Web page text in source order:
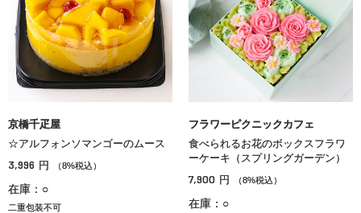
京橋千疋屋
☆アルフォンソマンゴーのムース
3,996 円 （8%税込）
在庫：○
二重包装不可
フラワーピクニックカフェ
食べられるお花のボックスフラワ
ーケーキ（スプリングガーデン）
7,900 円 （8%税込）
在庫：○